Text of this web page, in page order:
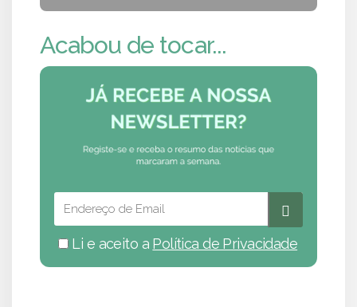
Acabou de tocar...
Li e aceito a Política de Privacidade